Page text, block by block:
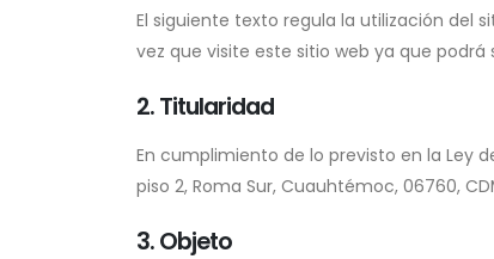
El siguiente texto regula la utilización del
vez que visite este sitio web ya que
2. Titularidad
En cumplimiento de lo previsto en la Ley
piso 2, Roma Sur, Cuauhtémoc, 06760,
3. Objeto